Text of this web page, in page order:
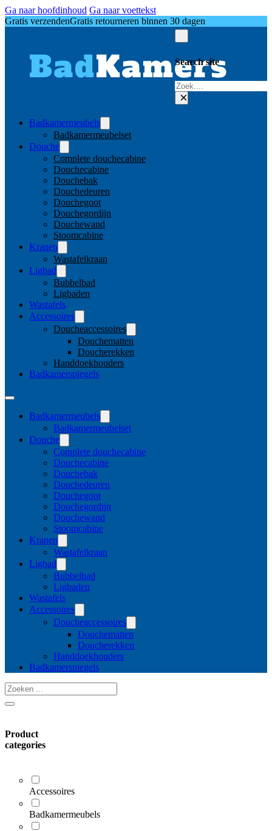
Ga naar hoofdinhoud Ga naar voettekst
Gratis verzendenGratis retourneren binnen 30 dagen
Search site
Zoeken
×
Badkamermeubels
Badkamermeubelset
Douche
Complete douchecabine
Douchecabine
Douchebak
Douchedeuren
Douchegoot
Douchegordijn
Douchewand
Stoomcabine
Kranen
Wastafelkraan
Ligbad
Bubbelbad
Ligbaden
Wastafels
Accessoires
Doucheaccessoires
Douchematten
Doucherekken
Handdoekhouders
Badkamerspiegels
Badkamermeubels
Badkamermeubelset
Douche
Complete douchecabine
Douchecabine
Douchebak
Douchedeuren
Douchegoot
Douchegordijn
Douchewand
Stoomcabine
Kranen
Wastafelkraan
Ligbad
Bubbelbad
Ligbaden
Wastafels
Accessoires
Doucheaccessoires
Douchematten
Doucherekken
Handdoekhouders
Badkamerspiegels
Zoeken
...
Product
categories
Accessoires
Badkamermeubels